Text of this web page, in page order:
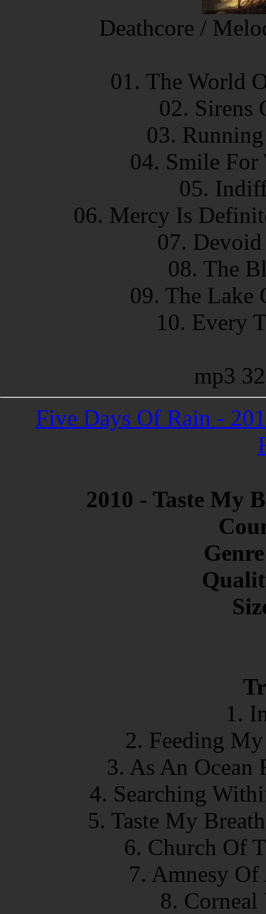
Deathcore /
01. The World
02. Sirens
03.
04. Smile For
05.
06. Mercy Is
07.
08. The
09. The Lake
10. Every
mp3
Five Days Of Rain -
2010 - Taste My
1.
2. Feeding
3. As An
4. Searching
5. Taste My
6. Church Of
7. Amnesy
8.